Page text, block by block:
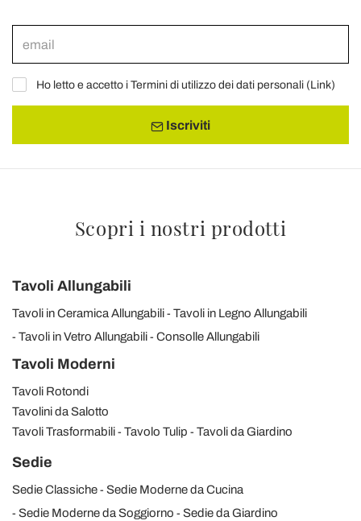
Ho letto e accetto i Termini di utilizzo dei dati personali (Link)
Iscriviti
Scopri i nostri prodotti
Tavoli Allungabili
Tavoli in Ceramica Allungabili
Tavoli in Legno Allungabili
Tavoli in Vetro Allungabili
Consolle Allungabili
Tavoli Moderni
Tavoli Rotondi
Tavolini da Salotto
Tavoli Trasformabili
Tavolo Tulip Tavoli da Giardino
Sedie
Sedie Classiche
Sedie Moderne da Cucina
Sedie Moderne da Soggiorno
Sedie da Giardino